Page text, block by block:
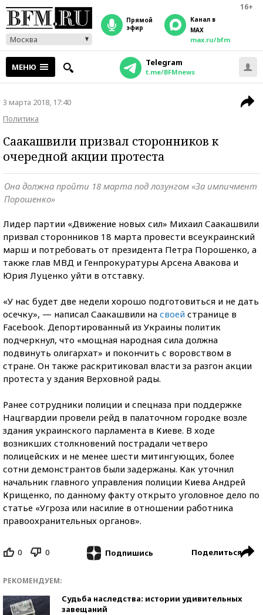
16+
Москва
прямой
эфир
Канал в
MAX
max.ru/bfm
МЕНЮ Telegram
t.me/BFMnews
3 марта 2018, 17:40
Политика
Саакашвили призвал сторонников к
очередной акции протеста
Она должна пройти 18 марта под лозунгом «За импичмент
Порошенко»
Лидер партии «Движение новых сил» Михаил Саакашвили
призвал сторонников 18 марта провести всеукраинский
марш и потребовать от президента Петра Порошенко, а
также глав МВД и Генпрокуратуры Арсена Авакова и
Юрия Луценко уйти в отставку.
«У нас будет две недели хорошо подготовиться и не дать
осечку», — написал Саакашвили на своей странице в
Facebook. Депортированный из Украины политик
подчеркнул, что «мощная народная сила должна
подвинуть олигархат» и покончить с воровством в
стране. Он также раскритиковал власти за разгон акции
протеста у здания Верховной рады.
Ранее сотрудники полиции и спецназа при поддержке
Нацгвардии провели рейд в палаточном городке возле
здания украинского парламента в Киеве. В ходе
возникших столкновений пострадали четверо
полицейских и не менее шести митингующих, более
сотни демонстрантов были задержаны. Как уточнил
начальник главного управления полиции Киева Андрей
Крищенко, по данному факту открыто уголовное дело по
статье «Угроза или насилие в отношении работника
правоохранительных органов».
0 0 Подпишись Поделиться
РЕКОМЕНДУЕМ:
Судьба наследства: истории удивительных
завещаний